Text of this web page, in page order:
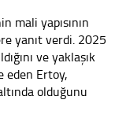
mali yapısının
yanıt verdi. 2025
ve yaklaşık
eden Ertoy,
olduğunu